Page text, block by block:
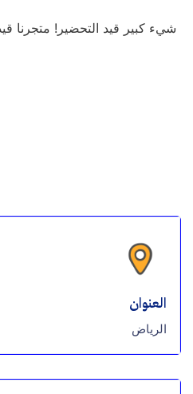
شيء كبير قيد التحضير! متجرنا
العنوان
الرياض